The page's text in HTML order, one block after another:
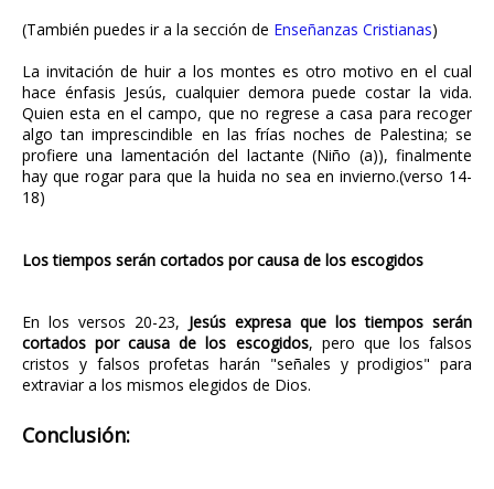
(También puedes ir a la sección de Enseñanzas Cristianas)
La invitación de huir a los montes es otro motivo en el cual
hace énfasis Jesús, cualquier demora puede costar la vida.
Quien esta en el campo, que no regrese a casa para recoger
algo tan imprescindible en las frías noches de Palestina; se
profiere una lamentación del lactante (Niño (a)), finalmente
hay que rogar para que la huida no sea en invierno.(verso 14-
18)
Los tiempos serán cortados por causa de los escogidos
En los versos 20-23, Jesús expresa que los tiempos serán
cortados por causa de los escogidos, pero que los falsos
cristos y falsos profetas harán "señales y prodigios" para
extraviar a los mismos elegidos de Dios.
Conclusión: